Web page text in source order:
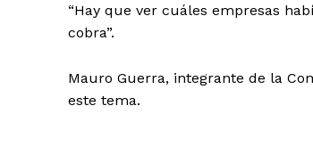
“Hay que ver cuáles empresas
cobra”.
Mauro Guerra, integrante de la
este tema.